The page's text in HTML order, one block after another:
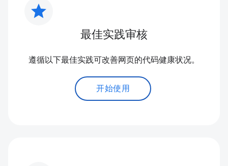
star
最佳实践审核
遵循以下最佳实践可改善网页的代码健康状况。
开始使用